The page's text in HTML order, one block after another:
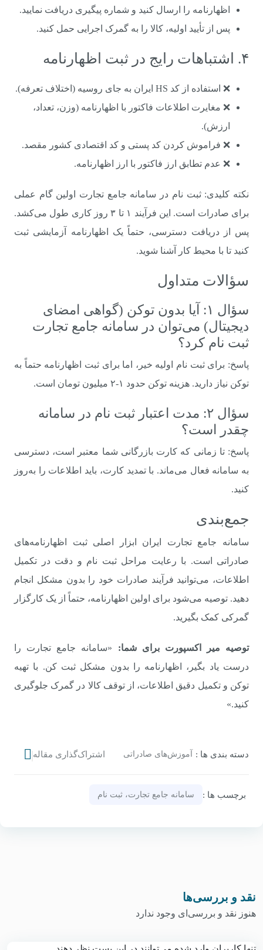
اظهارنامه را ارسال کنید و شماره پیگیری دریافت نمایید.
پس از تأیید اولیه، کالا را به گمرک اجرایی حمل کنید.
۴. اشتباهات رایج در ثبت اظهارنامه
❌ استفاده از کد HS ایران به جای روسیه (اختلاف تعرفه).
❌ مغایرت اطلاعات فاکتور با اظهارنامه (وزن، تعداد،
ارزش).
❌ فراموش کردن کد پستی و کد اقتصادی کشور مقصد.
❌ عدم تطابق ارز فاکتور با ارز اظهارنامه.
نکته کلیدی: ثبت نام در سامانه جامع تجارت اولین گام عملی
برای صادرات است. این فرآیند ۱ تا ۳ روز کاری طول می‌کشد.
پس از دریافت دسترسی، حتماً یک اظهارنامه آزمایشی ثبت
کنید تا با محیط کار آشنا شوید.
سؤالات متداول
سؤال ۱: آیا بدون توکن (گواهی امضای
دیجیتال) می‌توان در سامانه جامع تجارت
ثبت نام کرد؟
پاسخ: برای ثبت نام اولیه خیر، اما برای ثبت اظهارنامه حتماً به
توکن نیاز دارید. هزینه توکن حدود ۱-۲ میلیون تومان است.
سؤال ۲: مدت اعتبار ثبت نام در سامانه
چقدر است؟
پاسخ: تا زمانی که کارت بازرگانی شما معتبر است، دسترسی
به سامانه فعال می‌ماند. با تمدید کارت، باید اطلاعات را به‌روز
کنید.
جمع‌بندی
سامانه جامع تجارت ایران ابزار اصلی ثبت اظهارنامه‌های
صادراتی است. با رعایت مراحل ثبت نام و دقت در تکمیل
اطلاعات، می‌توانید فرآیند صادرات خود را بدون مشکل انجام
دهید. توصیه می‌شود برای اولین اظهارنامه، حتماً از یک کارگزار
گمرکی کمک بگیرید.
توصیه میر اکسپورت برای شما: «سامانه جامع تجارت را
درست یاد بگیر، اظهارنامه را بدون مشکل ثبت کن. با تهیه
توکن و تکمیل دقیق اطلاعات، از توقف کالا در گمرک جلوگیری
کنید.»
دسته‌ بندی‌ ها : آموزش‌های صادراتی اشتراک‌گذاری مقاله
برچسب‌ ها : سامانه جامع تجارت، ثبت نام
نقد و بررسی‌ها
هنوز نقد و بررسی‌ای وجود ندارد